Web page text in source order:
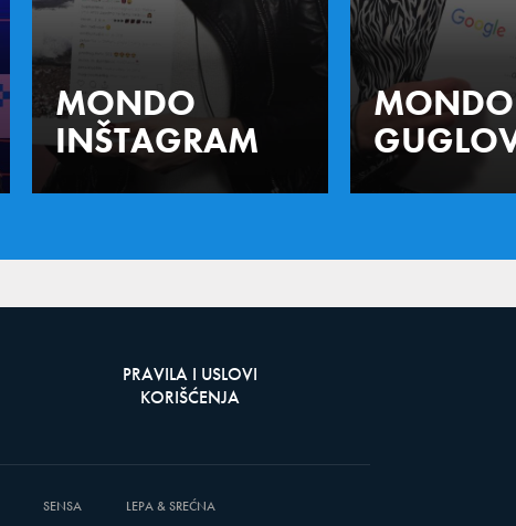
MONDO
INŠTAGRAM
MONDO
PRAVILA I USLOVI
KORIŠĆENJA
SENSA LEPA & SREĆNA